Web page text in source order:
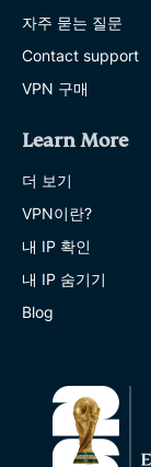
자주 묻는 질문
Contact support
VPN 구매
Learn More
더 보기
VPN이란?
내 IP 확인
내 IP 숨기기
Blog